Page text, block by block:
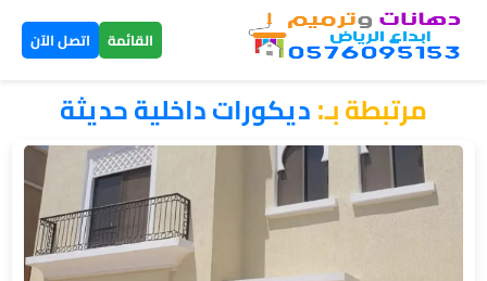
القائمة اتصل الآن ×
الرئيسية
دهانات
داخلية
مرتبطة بـ:​ديكورات داخلية حديثة